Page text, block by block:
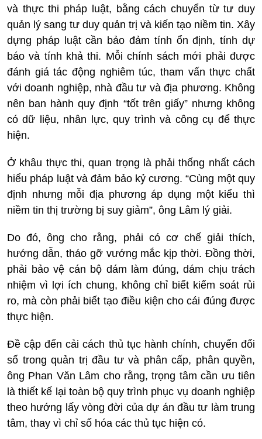
và thực thi pháp luật, bằng cách chuyển từ tư duy
quản lý sang tư duy quản trị và kiến tạo niềm tin. Xây
dựng pháp luật cần bảo đảm tính ổn định, tính dự
báo và tính khả thi. Mỗi chính sách mới phải được
đánh giá tác động nghiêm túc, tham vấn thực chất
với doanh nghiệp, nhà đầu tư và địa phương. Không
nên ban hành quy định “tốt trên giấy” nhưng không
có dữ liệu, nhân lực, quy trình và công cụ để thực
hiện.
Ở khâu thực thi, quan trọng là phải thống nhất cách
hiểu pháp luật và đảm bảo kỷ cương. “Cùng một quy
định nhưng mỗi địa phương áp dụng một kiểu thì
niềm tin thị trường bị suy giảm”, ông Lâm lý giải.
Do đó, ông cho rằng, phải có cơ chế giải thích,
hướng dẫn, tháo gỡ vướng mắc kịp thời. Đồng thời,
phải bảo vệ cán bộ dám làm đúng, dám chịu trách
nhiệm vì lợi ích chung, không chỉ biết kiểm soát rủi
ro, mà còn phải biết tạo điều kiện cho cái đúng được
thực hiện.
Đề cập đến cải cách thủ tục hành chính, chuyển đổi
số trong quản trị đầu tư và phân cấp, phân quyền,
ông Phan Văn Lâm cho rằng, trọng tâm cần ưu tiên
là thiết kế lại toàn bộ quy trình phục vụ doanh nghiệp
theo hướng lấy vòng đời của dự án đầu tư làm trung
tâm, thay vì chỉ số hóa các thủ tục hiện có.